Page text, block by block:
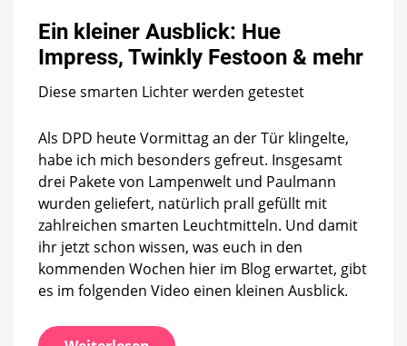
Hue
Twinkly
mehr
Ein kleiner Ausblick: Hue
Impress, Twinkly Festoon & mehr
Diese smarten Lichter werden getestet
Als DPD heute Vormittag an der Tür klingelte,
habe ich mich besonders gefreut. Insgesamt
drei Pakete von Lampenwelt und Paulmann
wurden geliefert, natürlich prall gefüllt mit
zahlreichen smarten Leuchtmitteln. Und damit
ihr jetzt schon wissen, was euch in den
kommenden Wochen hier im Blog erwartet, gibt
es im folgenden Video einen kleinen Ausblick.